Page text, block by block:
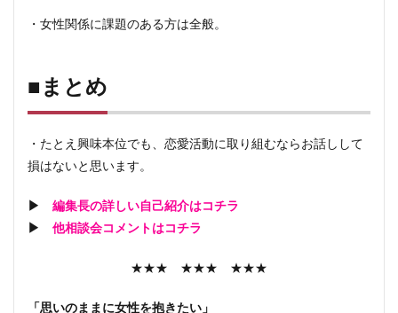
・女性関係に課題のある方は全般。
■まとめ
・たとえ興味本位でも、恋愛活動に取り組むならお話しして
損はないと思います。
▶ 編集長の詳しい自己紹介はコチラ
▶ 他相談会コメントはコチラ
★★★ ★★★ ★★★
「思いのままに女性を抱きたい」